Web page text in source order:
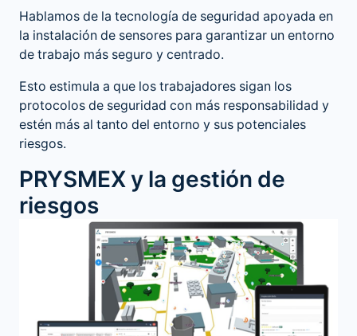
Hablamos de la tecnología de seguridad apoyada en
la instalación de sensores para garantizar un entorno
de trabajo más seguro y centrado.
Esto estimula a que los trabajadores sigan los
protocolos de seguridad con más responsabilidad y
estén más al tanto del entorno y sus potenciales
riesgos.
PRYSMEX y la gestión de
riesgos